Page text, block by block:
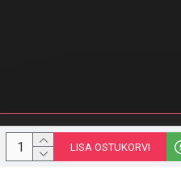
LISA OSTUKORVI
© 1996-2023 Melior Group OÜ |